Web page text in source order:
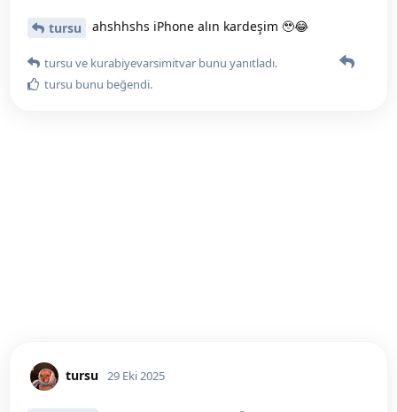
tursu ahshhshs iPhone alın kardeşim 🥹😂
tursu ve kurabiyevarsimitvar bunu yanıtladı.
tursu bunu beğendi.
tursu 29 Eki 2025